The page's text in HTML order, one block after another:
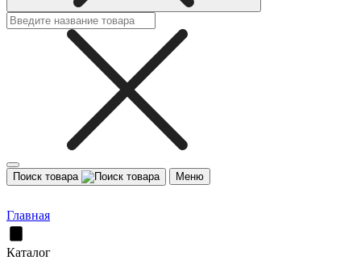
Поиск товара Меню
Главная
Каталог